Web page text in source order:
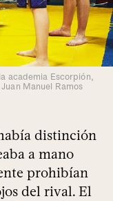
academia Escorpión,
Manuel Ramos
distinción
a mano
prohibían
del rival. El